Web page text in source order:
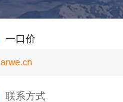
一口价
arwe.cn
联系方式